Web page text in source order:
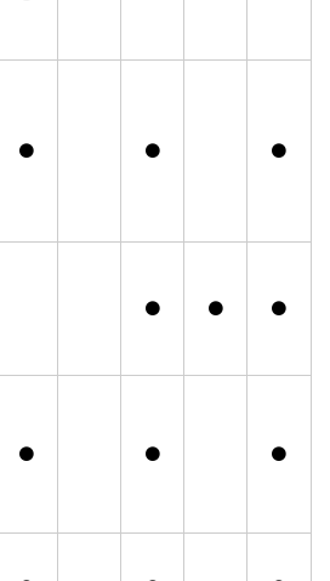
● ● ●
● ● ●
● ● ●